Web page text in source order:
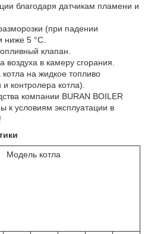
благодаря датчикам пламени и
(при падении
ниже 5 °С.
клапан.
в камеру сгорания.
на жидкое топливо
контролера котла).
компании BURAN BOILER
к условиям эксплуатации в
Модель котла